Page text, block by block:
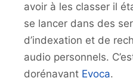
avoir à les classer il
se lancer dans des
d’indexation et de
audio personnels.
dorénavant Evoca.